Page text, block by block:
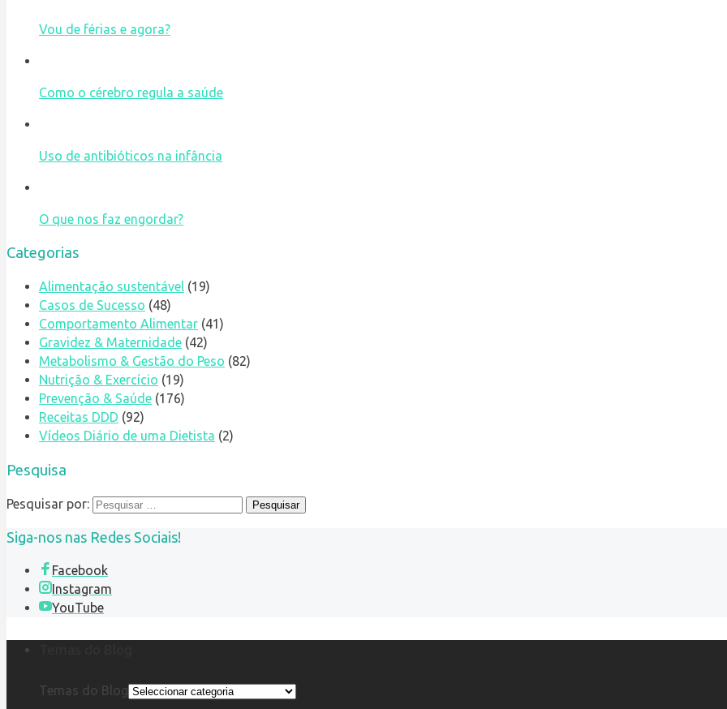
Vou de férias e agora?
Como o cérebro regula a saúde
Uso de antibióticos na infância
O que nos faz engordar?
Categorias
Alimentação sustentável (19)
Casos de Sucesso (48)
Comportamento Alimentar (41)
Gravidez & Maternidade (42)
Metabolismo & Gestão do Peso (82)
Nutrição & Exercício (19)
Prevenção & Saúde (176)
Receitas DDD (92)
Vídeos Diário de uma Dietista (2)
Pesquisa
Pesquisar por:
Siga-nos nas Redes Sociais!
Facebook
Instagram
YouTube
Temas do Blog